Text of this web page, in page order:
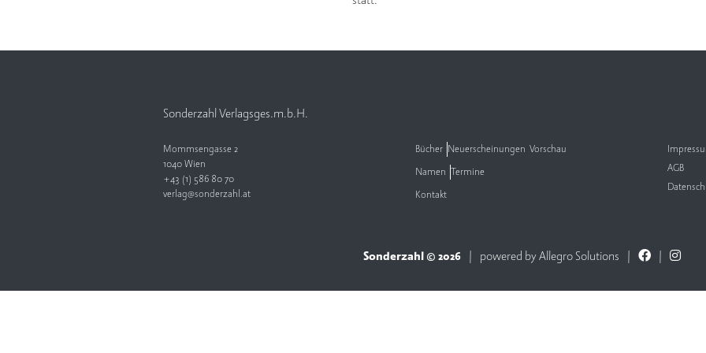
Sonderzahl Verlagsges.m.b.H.
Mommsengasse 2
1040 Wien
+43 (1) 586 80 70
verlag@sonderzahl.at
Bücher Neuerscheinungen Vorschau
Namen Termine
Kontakt
AGB
Sonderzahl © 2026 powered byAllegro Solutions